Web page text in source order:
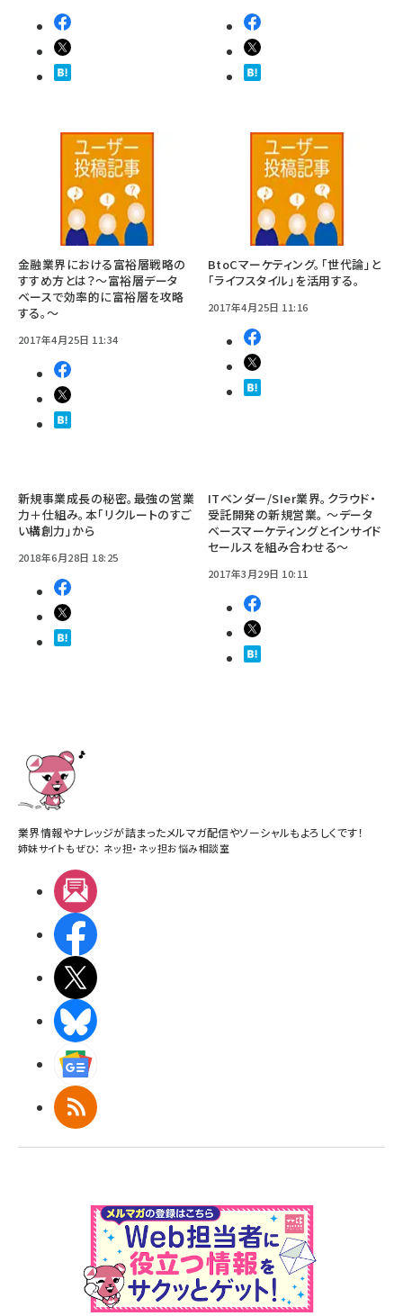
金融業界における富裕層戦略の
すすめ方とは？～富裕層データ
ベースで効率的に富裕層を攻略
する。～
2017年4月25日 11:34
BtoCマーケティング。「世代論」と
「ライフスタイル」を活用する。
2017年4月25日 11:16
新規事業成長の秘密。最強の営業
力＋仕組み。本「リクルートのすご
い構創力」から
2018年6月28日 18:25
ITベンダー/SIer業界。クラウド・
受託開発の新規営業。 ～データ
ベースマーケティングとインサイド
セールスを組み合わせる～
2017年3月29日 10:11
業界情報やナレッジが詰まったメルマガ配信やソーシャルもよろしくです！
姉妹サイトもぜひ： ネッ担・ ネッ担お悩み相談室
RSS